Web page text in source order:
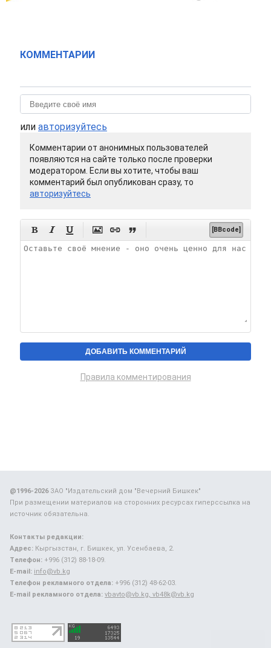
КОММЕНТАРИИ
или авторизуйтесь
Комментарии от анонимных пользователей
появляются на сайте только после проверки
модератором. Если вы хотите, чтобы ваш
комментарий был опубликован сразу, то
авторизуйтесь
      [BBcode]
Правила комментирования
@1996-2026ЗАО "Издательский дом "Вечерний Бишкек"
При размещении материалов на сторонних ресурсах гиперссылка на
источник обязательна.
Контакты редакции:
Адрес: Кыргызстан, г. Бишкек, ул. Усенбаева, 2.
Телефон: +996 (312) 88-18-09.
E-mail: info@vb.kg
Телефон рекламного отдела: +996 (312) 48-62-03.
E-mail рекламного отдела: vbavto@vb.kg, vb48k@vb.kg